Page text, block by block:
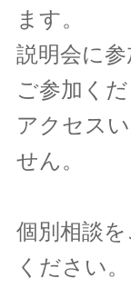
ます。
説明会に
ご参加く
アクセス
せん。
個別相談
ください。